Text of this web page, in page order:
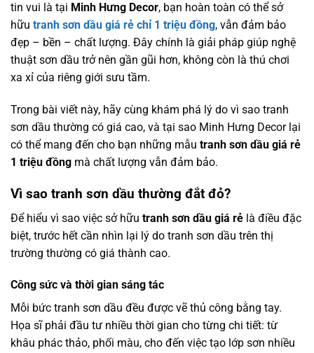
tin vui là tại Minh Hưng Decor, bạn hoàn toàn có thể sở
hữu tranh sơn dầu giá rẻ chỉ 1 triệu đồng, vẫn đảm bảo
đẹp – bền – chất lượng. Đây chính là giải pháp giúp nghệ
thuật sơn dầu trở nên gần gũi hơn, không còn là thú chơi
xa xỉ của riêng giới sưu tầm.
Trong bài viết này, hãy cùng khám phá lý do vì sao tranh
sơn dầu thường có giá cao, và tại sao Minh Hưng Decor lại
có thể mang đến cho bạn những mẫu tranh sơn dầu giá rẻ
1 triệu đồng mà chất lượng vẫn đảm bảo.
Vì sao tranh sơn dầu thường đắt đỏ?
Để hiểu vì sao việc sở hữu tranh sơn dầu giá rẻ là điều đặc
biệt, trước hết cần nhìn lại lý do tranh sơn dầu trên thị
trường thường có giá thành cao.
Công sức và thời gian sáng tác
Mỗi bức tranh sơn dầu đều được vẽ thủ công bằng tay.
Họa sĩ phải đầu tư nhiều thời gian cho từng chi tiết: từ
khâu phác thảo, phối màu, cho đến việc tạo lớp sơn nhiều